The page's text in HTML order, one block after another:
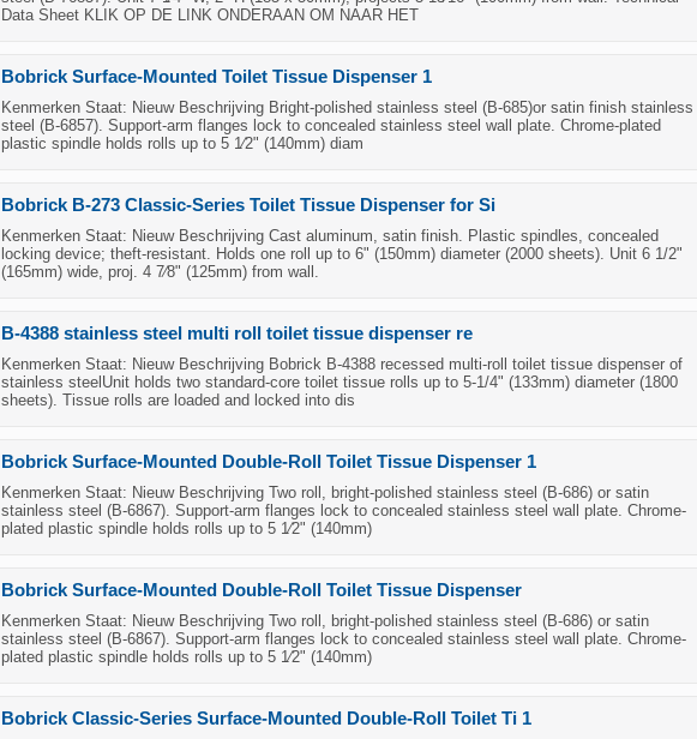
Data Sheet KLIK OP DE LINK ONDERAAN OM NAAR HET
Bobrick Surface-Mounted Toilet Tissue Dispenser 1
Kenmerken Staat: Nieuw Beschrijving Bright-polished stainless steel (B-685)or satin finish stainless
steel (B-6857). Support-arm flanges lock to concealed stainless steel wall plate. Chrome-plated
plastic spindle holds rolls up to 5 1⁄2" (140mm) diam
Bobrick B-273 Classic-Series Toilet Tissue Dispenser for Si
Kenmerken Staat: Nieuw Beschrijving Cast aluminum, satin finish. Plastic spindles, concealed
locking device; theft-resistant. Holds one roll up to 6" (150mm) diameter (2000 sheets). Unit 6 1/2"
(165mm) wide, proj. 4 7⁄8" (125mm) from wall.
B-4388 stainless steel multi roll toilet tissue dispenser re
Kenmerken Staat: Nieuw Beschrijving Bobrick B-4388 recessed multi-roll toilet tissue dispenser of
stainless steelUnit holds two standard-core toilet tissue rolls up to 5-1/4" (133mm) diameter (1800
sheets). Tissue rolls are loaded and locked into dis
Bobrick Surface-Mounted Double-Roll Toilet Tissue Dispenser 1
Kenmerken Staat: Nieuw Beschrijving Two roll, bright-polished stainless steel (B-686) or satin
stainless steel (B-6867). Support-arm flanges lock to concealed stainless steel wall plate. Chrome-
plated plastic spindle holds rolls up to 5 1⁄2" (140mm)
Bobrick Surface-Mounted Double-Roll Toilet Tissue Dispenser
Kenmerken Staat: Nieuw Beschrijving Two roll, bright-polished stainless steel (B-686) or satin
stainless steel (B-6867). Support-arm flanges lock to concealed stainless steel wall plate. Chrome-
plated plastic spindle holds rolls up to 5 1⁄2" (140mm)
Bobrick Classic-Series Surface-Mounted Double-Roll Toilet Ti 1